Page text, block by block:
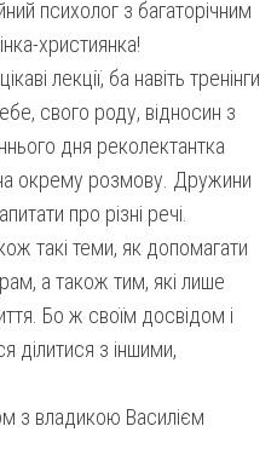
психолог з багаторічним
християнка!
лекції, ба навіть тренінги
свого роду, відносин з
дня реколектантка
окрему розмову. Дружини
про різні речі.
такі теми, як допомагати
а також тим, які лише
Бо ж своїм досвідом і
ділитися з іншими,
з владикою Василієм